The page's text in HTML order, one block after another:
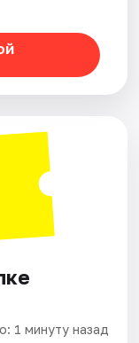
1 минуту назад